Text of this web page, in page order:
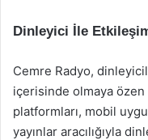
Dinleyici İle
Cemre Radyo,
içerisinde olmaya
platformları, mobil
yayınlar aracılığıyla